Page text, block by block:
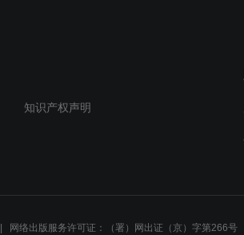
知识产权声明
网络出版服务许可证：（署）网出证（京）字第266号